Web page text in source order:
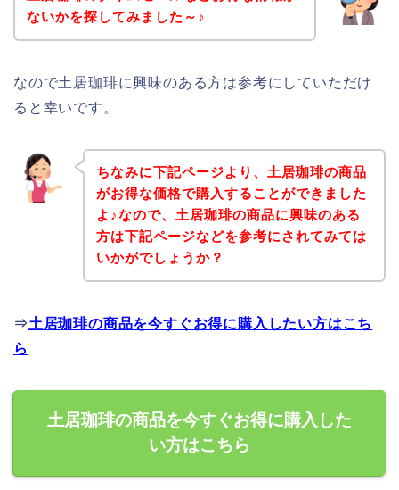
ないかを探してみました～♪
なので土居珈琲に興味のある方は参考にしていただけ
ると幸いです。
ちなみに下記ページより、土居珈琲の商品
がお得な価格で購入することができました
よ♪なので、土居珈琲の商品に興味のある
方は下記ページなどを参考にされてみては
いかがでしょうか？
⇒土居珈琲の商品を今すぐお得に購入したい方はこち
ら
土居珈琲の商品を今すぐお得に購入した
い方はこちら